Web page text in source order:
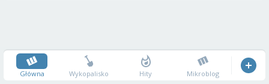
Główna Wykopalisko Hity Mikroblog